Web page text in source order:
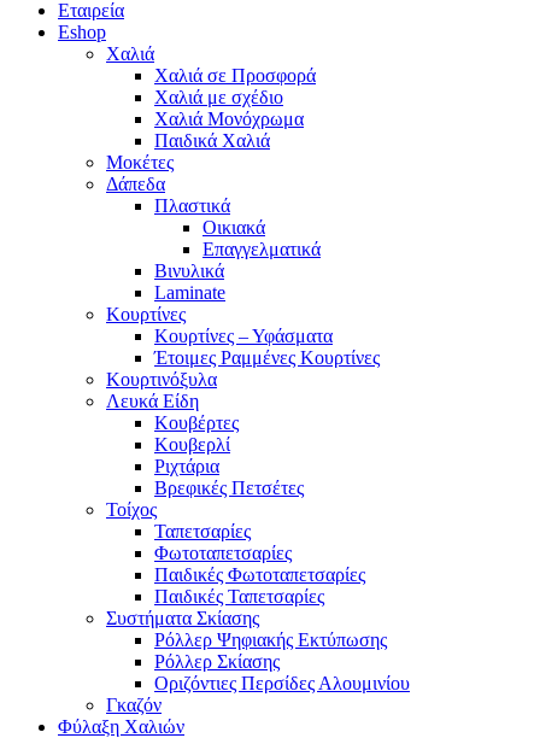
Εταιρεία
Eshop
Χαλιά
Χαλιά σε Προσφορά
Χαλιά με σχέδιο
Χαλιά Μονόχρωμα
Παιδικά Χαλιά
Μοκέτες
Δάπεδα
Πλαστικά
Οικιακά
Επαγγελματικά
Βινυλικά
Laminate
Κουρτίνες
Κουρτίνες – Υφάσματα
Έτοιμες Ραμμένες Κουρτίνες
Κουρτινόξυλα
Λευκά Είδη
Κουβέρτες
Κουβερλί
Ριχτάρια
Βρεφικές Πετσέτες
Τοίχος
Ταπετσαρίες
Φωτοταπετσαρίες
Παιδικές Φωτοταπετσαρίες
Παιδικές Ταπετσαρίες
Συστήματα Σκίασης
Ρόλλερ Ψηφιακής Εκτύπωσης
Ρόλλερ Σκίασης
Οριζόντιες Περσίδες Αλουμινίου
Γκαζόν
Φύλαξη Χαλιών